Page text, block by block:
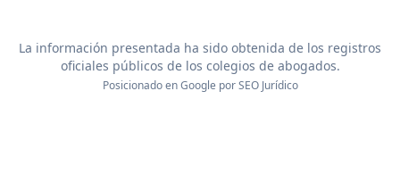
La información presentada ha sido obtenida de los registros
oficiales públicos de los colegios de abogados.
Posicionado en Google porSEO Jurídico